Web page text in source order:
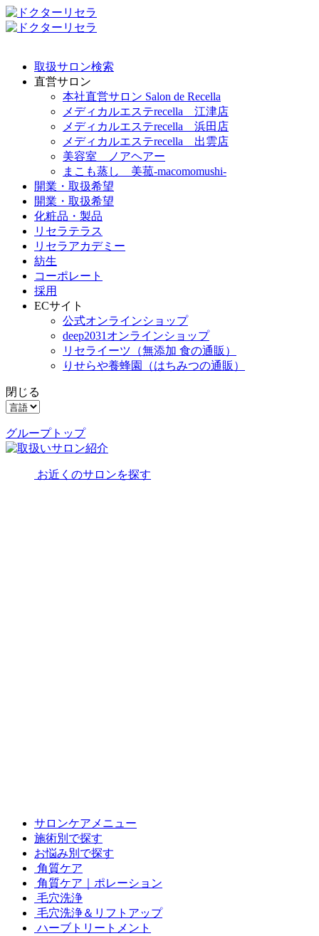
取扱サロン検索
直営サロン
本社直営サロン Salon de Recella
メディカルエステrecella 江津店
メディカルエステrecella 浜田店
メディカルエステrecella 出雲店
美容室 ノアヘアー
まこも蒸し 美菰-macomomushi-
開業・取扱希望
開業・取扱希望
化粧品・製品
リセラテラス
リセラアカデミー
紡生
コーポレート
採用
ECサイト
公式オンラインショップ
deep2031オンラインショップ
リセライーツ （無添加 食の通販）
りせらや養蜂園
（はちみつの通販）
閉じる
グループトップ
お近くのサロンを探す
サロンケアメニュー
施術別で探す
お悩み別で探す
角質ケア
角質ケア｜ポレーション
毛穴洗浄
毛穴洗浄＆リフトアップ
ハーブトリートメント